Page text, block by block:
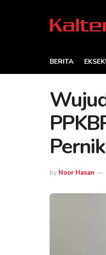
BERITA
by Noor Hasan